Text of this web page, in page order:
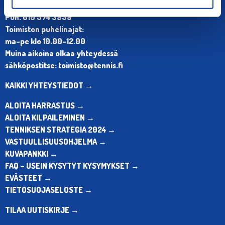
Olympiastadion, Paavo Nurmen tie 1, 00250 Helsinki
Puh. 010 574 3959
Toimiston puhelinajat:
ma-pe klo 10.00-12.00
Muina aikoina olkaa yhteydessä
sähköpostitse: toimisto@tennis.fi
KAIKKI YHTEYSTIEDOT →
ALOITA HARRASTUS →
ALOITA KILPAILEMINEN →
TENNIKSEN STRATEGIA 2024 →
VASTUULLISUUSOHJELMA →
KUVAPANKKI →
FAQ – USEIN KYSYTYT KYSYMYKSET →
EVÄSTEET →
TIETOSUOJASELOSTE →
TILAA UUTISKIRJE →